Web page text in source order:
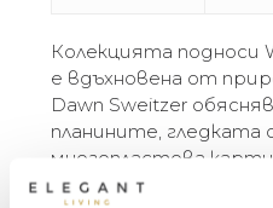
Колекцията подноси
е вдъхновена от
Dawn Sweitzer
планините,
многопластова
бои. Небесно сини,